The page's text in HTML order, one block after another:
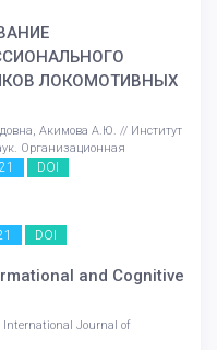
ЛОКОМОТИВНЫХ
Акимова А.Ю. // Институт
Организационная
DOI
DOI
and Cognitive
International Journal of